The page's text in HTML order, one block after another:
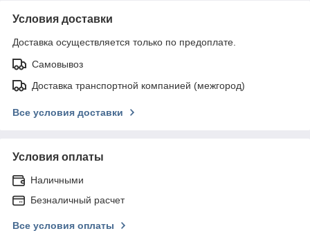
Условия доставки
Доставка осуществляется только по предоплате.
Самовывоз
Доставка транспортной компанией (межгород)
Все условия доставки
Условия оплаты
Наличными
Безналичный расчет
Все условия оплаты